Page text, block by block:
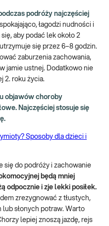
podróży najczęściej
łagodzi nudności i
aby podać lek około 2
się przez 6–8 godzin.
zaburzenia zachowania,
jamie ustnej. Dodatkowo nie
2. roku życia.
objawów choroby
Najczęściej stosuje się
Sposoby dla dzieci i
się do podróży i zachowanie
będą mniej
odpocznie i zje lekki posiłek.
zrezygnować z tłustych,
lub słonych potraw. Warto
lepiej znoszą jazdę, rejs